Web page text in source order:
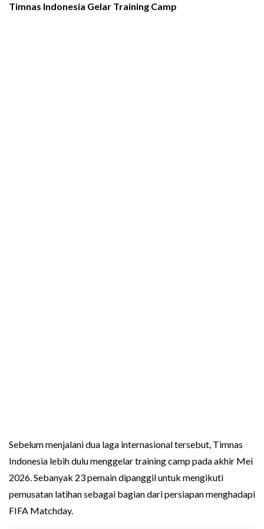
Timnas Indonesia Gelar Training Camp
Sebelum menjalani dua laga internasional tersebut, Timnas
Indonesia lebih dulu menggelar training camp pada akhir Mei
2026. Sebanyak 23 pemain dipanggil untuk mengikuti
pemusatan latihan sebagai bagian dari persiapan menghadapi
FIFA Matchday.